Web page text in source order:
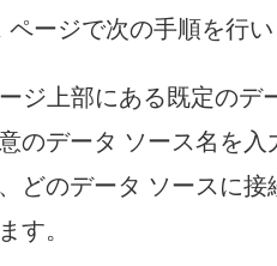
ージで次の手順を行い
ジ上部にある既定のデ
のデータ ソース名を
どのデータ ソースに
す。